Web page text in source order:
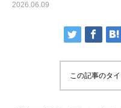
2026.06.09
この記事のタ